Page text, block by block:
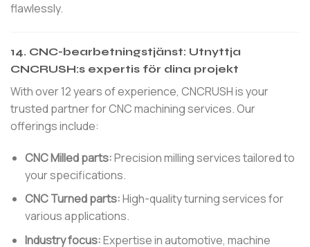
flawlessly.
14. CNC-bearbetningstjänst: Utnyttja
CNCRUSH:s expertis för dina projekt
With over 12 years of experience, CNCRUSH is your
trusted partner for CNC machining services. Our
offerings include:
CNC Milled parts:Precision milling services tailored to
your specifications.
CNC Turned parts:High-quality turning services for
various applications.
Industry focus:Expertise in automotive, machine